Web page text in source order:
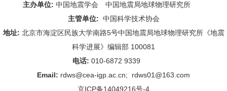
主办单位: 中国地震学会 中国地震局地球物理研究所
主管单位: 中国科学技术协会
地址: 北京市海淀区民族大学南路5号中国地震局地球物理研究所《地震
科学进展》编辑部 100081
电话: 010-6872 9339
Email: rdws@cea-igp.ac.cn; rdws01@163.com
京ICP备14049216号-4